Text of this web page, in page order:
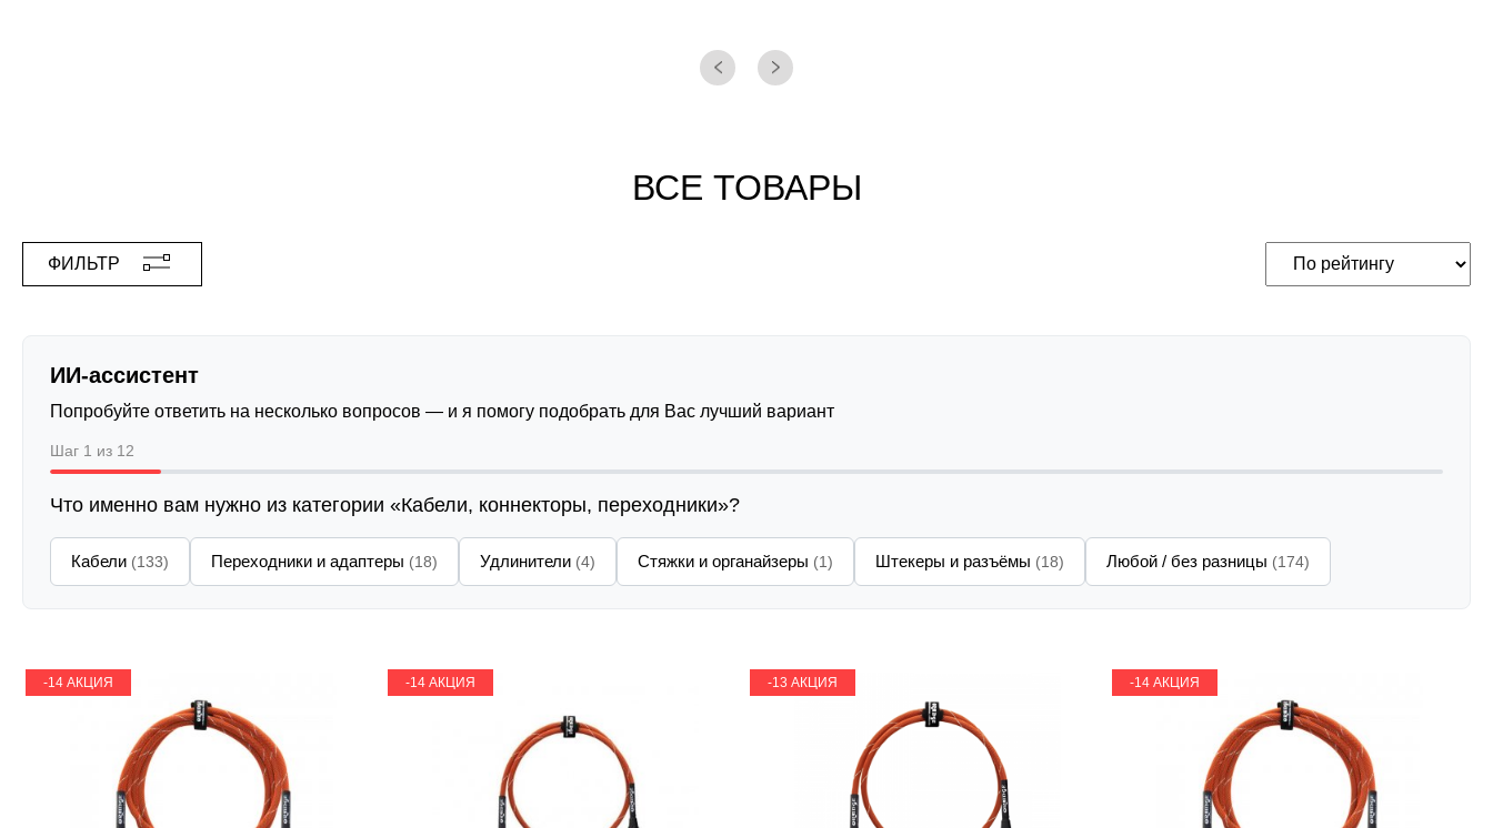
ВСЕ ТОВАРЫ
ФИЛЬТР
ИИ-ассистент
Попробуйте ответить на несколько вопросов — и я помогу подобрать для Вас лучший вариант
Шаг 1 из 12
Что именно вам нужно из категории «Кабели, коннекторы, переходники»?
Кабели (133) Переходники и адаптеры (18) Удлинители (4) Стяжки и органайзеры (1) Штекеры и разъёмы (18) Любой / без разницы (174)
-14 АКЦИЯ -14 АКЦИЯ -13 АКЦИЯ -14 АКЦИЯ